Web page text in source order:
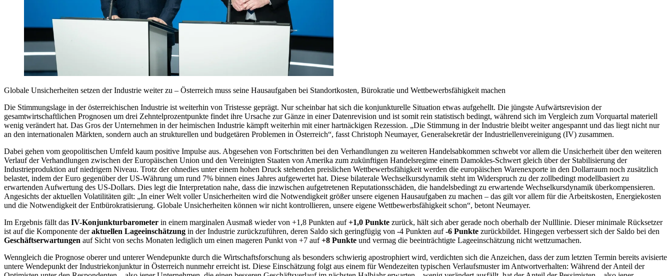
Globale Unsicherheiten setzen der Industrie weiter zu – Österreich muss seine Hausaufgaben bei Standortkosten, Bürokratie und Wettbewerbsfähigkeit machen
Die Stimmungslage in der österreichischen Industrie ist weiterhin von Tristesse geprägt. Nur scheinbar hat sich die konjunkturelle Situation etwas aufgehellt. Die jüngste Aufwärtsrevision der
gesamtwirtschaftlichen Prognosen um drei Zehntelprozentpunkte findet ihre Ursache zur Gänze in einer Datenrevision und ist somit rein statistisch bedingt, während sich im Vergleich zum Vorquartal materiell
wenig verändert hat. Das Gros der Unternehmen in der heimischen Industrie kämpft weiterhin mit einer hartnäckigen Rezession. „Die Stimmung in der Industrie bleibt weiter angespannt und das liegt nicht nur
an den internationalen Märkten, sondern auch an strukturellen und budgetären Problemen in Österreich“, fasst Christoph Neumayer, Generalsekretär der Industriellenvereinigung (IV) zusammen.
Dabei gehen vom geopolitischen Umfeld kaum positive Impulse aus. Abgesehen von Fortschritten bei den Verhandlungen zu weiteren Handelsabkommen schwebt vor allem die Unsicherheit über den weiteren
Verlauf der Verhandlungen zwischen der Europäischen Union und den Vereinigten Staaten von Amerika zum zukünftigen Handelsregime einem Damokles-Schwert gleich über der Stabilisierung der
Industrieproduktion auf niedrigem Niveau. Trotz der ohnedies unter einem hohen Druck stehenden preislichen Wettbewerbsfähigkeit werden die europäischen Warenexporte in den Dollarraum noch zusätzlich
belastet, indem der Euro gegenüber der US-Währung um rund 7% binnen eines Jahres aufgewertet hat. Diese bilaterale Wechselkursdynamik steht im Widerspruch zu der zollbedingt modellbasiert zu
erwartenden Aufwertung des US-Dollars. Dies legt die Interpretation nahe, dass die inzwischen aufgetretenen Reputationsschäden, die handelsbedingt zu erwartende Wechselkursdynamik überkompensieren.
Angesichts der aktuellen Volatilitäten gilt: „In einer Welt voller Unsicherheiten wird die Notwendigkeit größer unsere eigenen Hausaufgaben zu machen – das gilt vor allem für die Arbeitskosten, Energiekosten
und die Notwendigkeit der Entbürokratisierung. Globale Unsicherheiten können wir nicht kontrollieren, unsere eigene Wettbewerbsfähigkeit schon“, betont Neumayer.
Im Ergebnis fällt das IV-Konjunkturbarometer in einem marginalen Ausmaß wieder von +1,8 Punkten auf+1,0 Punkte zurück, hält sich aber gerade noch oberhalb der Nulllinie. Dieser minimale Rücksetzer
ist auf die Komponente deraktuellen Lageeinschätzung in der Industrie zurückzuführen, deren Saldo sich geringfügig von ­-4 Punkten auf-6 Punkte zurückbildet. Hingegen verbessert sich der Saldo bei den
Geschäftserwartungen auf Sicht von sechs Monaten lediglich um einen mageren Punkt von +7 auf+8 Punkte und vermag die beeinträchtigte Lageeinschätzung nicht wettzumachen.
Wenngleich die Prognose oberer und unterer Wendepunkte durch die Wirtschaftsforschung als besonders schwierig apostrophiert wird, verdichten sich die Anzeichen, dass der zum letzten Termin bereits avisierte
untere Wendepunkt der Industriekonjunktur in Österreich nunmehr erreicht ist. Diese Einschätzung folgt aus einem für Wendezeiten typischen Verlaufsmuster im Antwortverhalten: Während der Anteil der